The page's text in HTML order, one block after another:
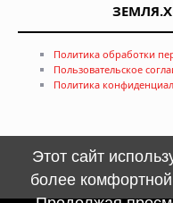
Политика обработки
Пользовательское
Политика
Этот сайт
более